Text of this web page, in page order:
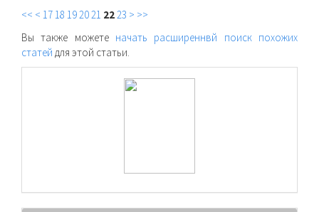
<< < 17 18 192021 2223 > >>
Вы также можете начать расширеннвй поиск похожих
статей для этой статьи.